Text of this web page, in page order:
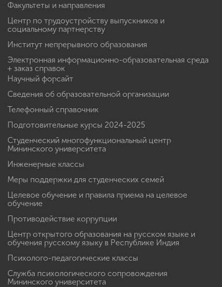
Факультеты и направления
Центр по трудоустройству выпускников и
социальному партнерству
Институт непрерывного образования
Электронная информационно-образовательная среда
+ заказ справок
Научный форсайт
Сведения об образовательной организации
Телефонный справочник
Подготовительные курсы 2024-2025
Студенческий многофункциональный центр
Мининского университета
Инженерные классы
Меры поддержки для студенческих семей
Целевое обучение и правила приема на целевое
обучение
Противодействие коррупции
Центр открытого образования на русском языке и
обучения русскому языку в Республике Индия
Психолого-педагогические классы
Служба психологического сопровождения
Мининского университета